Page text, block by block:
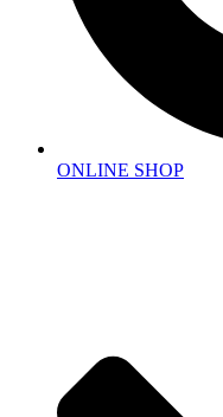
ONLINE SHOP